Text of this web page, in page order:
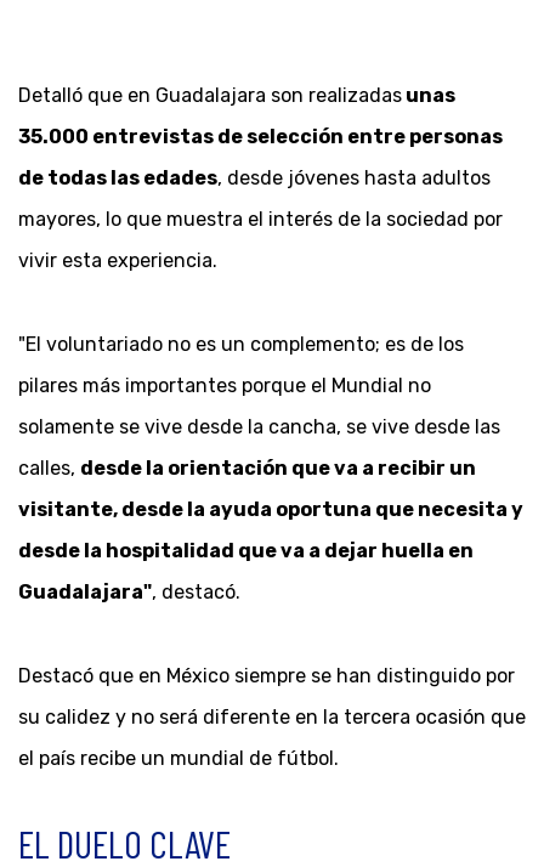
Detalló que en Guadalajara son realizadas unas
35.000 entrevistas de selección entre personas
de todas las edades, desde jóvenes hasta adultos
mayores, lo que muestra el interés de la sociedad por
vivir esta experiencia.
"El voluntariado no es un complemento; es de los
pilares más importantes porque el Mundial no
solamente se vive desde la cancha, se vive desde las
calles, desde la orientación que va a recibir un
visitante, desde la ayuda oportuna que necesita y
desde la hospitalidad que va a dejar huella en
Guadalajara", destacó.
Destacó que en México siempre se han distinguido por
su calidez y no será diferente en la tercera ocasión que
el país recibe un mundial de fútbol.
EL DUELO CLAVE